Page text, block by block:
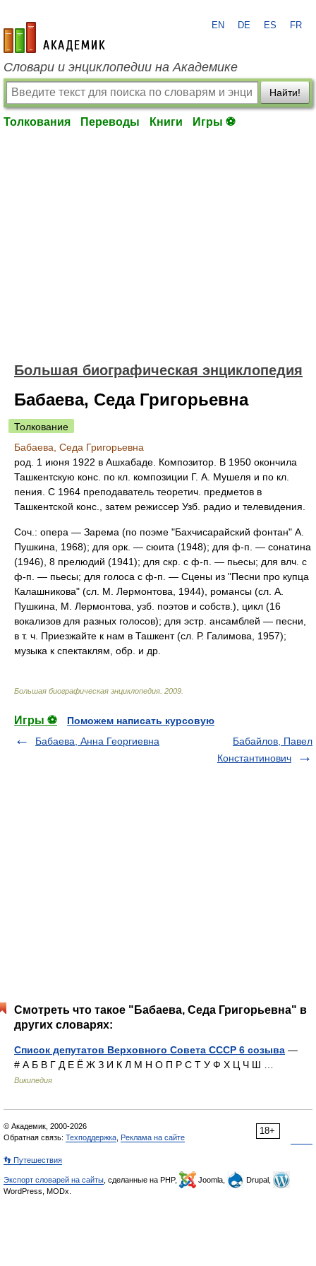
academic.ru
EN DE ES FR
Словари и энциклопедии на Академике
Найти!
Толкования Переводы Книги Игры ⚽
Большая биографическая энциклопедия
Бабаева, Седа Григорьевна
Толкование
Бабаева, Седа Григорьевна
род. 1 июня 1922 в Ашхабаде. Композитор. В 1950 окончила
Ташкентскую конс. по кл. композиции Г. А. Мушеля и по кл.
пения. С 1964 преподаватель теоретич. предметов в
Ташкентской конс., затем режиссер Узб. радио и телевидения.
Соч.: опера — Зарема (по поэме "Бахчисарайский фонтан" А.
Пушкина, 1968); для орк. — сюита (1948); для ф-п. — сонатина
(1946), 8 прелюдий (1941); для скр. с ф-п. — пьесы; для влч. с
ф-п. — пьесы; для голоса с ф-п. — Сцены из "Песни про купца
Калашникова" (сл. М. Лермонтова, 1944), романсы (сл. А.
Пушкина, М. Лермонтова, узб. поэтов и собств.), цикл (16
вокализов для разных голосов); для эстр. ансамблей — песни,
в т. ч. Приезжайте к нам в Ташкент (сл. Р. Галимова, 1957);
музыка к спектаклям, обр. и др.
Большая биографическая энциклопедия 2009
Игры ⚽
Поможем написать курсовую
Бабаева, Анна Георгиевна
Бабайлов, Павел
Константинович
Смотреть что такое "Бабаева, Седа Григорьевна" в
других словарях:
Список депутатов Верховного Совета СССР 6 созыва —
# А Б В Г Д Е Ё Ж З И К Л М Н О П Р С Т У Ф Х Ц Ч Ш …
Википедия
18+
© Академик, 2000-2026
Обратная связь: Техподдержка Реклама на сайте
👣 Путешествия
Экспорт словарей на сайты , сделанные на PHP, Joomla,
Drupal,
WordPress, MODx.